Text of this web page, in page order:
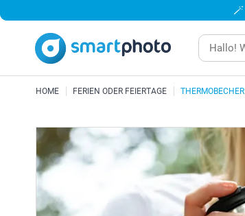
🪄
HOME FERIEN ODER FEIERTAGE THERMOBECHER